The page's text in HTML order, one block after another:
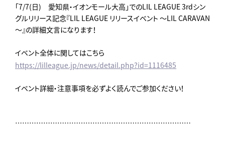
「7/7(日) 愛知県・イオンモール大高」でのLIL LEAGUE 3rdシン
グルリリース記念『LIL LEAGUE リリースイベント ～LIL CARAVAN
～』の詳細文言になります！
イベント全体に関してはこちら
https://lilleague.jp/news/detail.php?id=1116485
イベント詳細・注意事項を必ずよく読んでご参加ください！
…………………………………………………………………